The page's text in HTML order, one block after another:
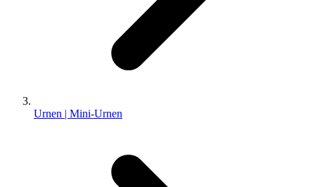
Urnen | Mini-Urnen